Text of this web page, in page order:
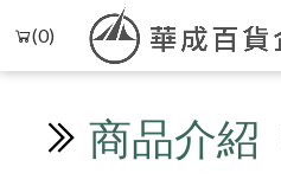
(0)
商品介紹